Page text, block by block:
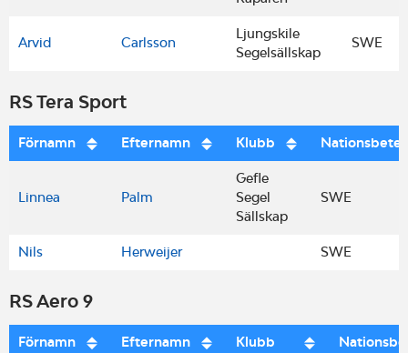
Arvid Carlsson
Ljungskile
Segelsällskap
SWE
RS Tera Sport
Förnamn Efternamn Klubb
Linnea Palm
Gefle
Segel
Sällskap
SWE
Nils Herweijer SWE
RS Aero 9
Förnamn Efternamn Klubb